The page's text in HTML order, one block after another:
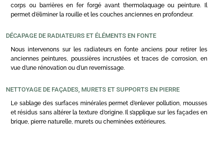
corps ou barrières en fer forgé avant thermolaquage ou peinture. Il
permet d’éliminer la rouille et les couches anciennes en profondeur.
DÉCAPAGE DE RADIATEURS ET ÉLÉMENTS EN FONTE
Nous intervenons sur les radiateurs en fonte anciens pour retirer les
anciennes peintures, poussières incrustées et traces de corrosion, en
vue d’une rénovation ou d’un revernissage.
NETTOYAGE DE FAÇADES, MURETS ET SUPPORTS EN PIERRE
Le sablage des surfaces minérales permet d’enlever pollution, mousses
et résidus sans altérer la texture d’origine. Il s’applique sur les façades en
brique, pierre naturelle, murets ou cheminées extérieures.